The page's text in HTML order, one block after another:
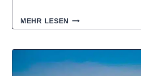
MEHR LESEN WAT
PHASI
CHAROEN: